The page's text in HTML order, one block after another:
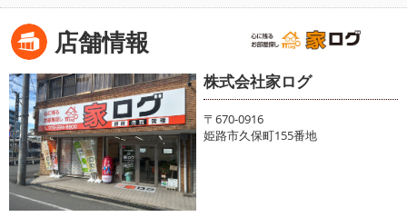
店舗情報
株式会社家ログ
〒670-0916
姫路市久保町155番地